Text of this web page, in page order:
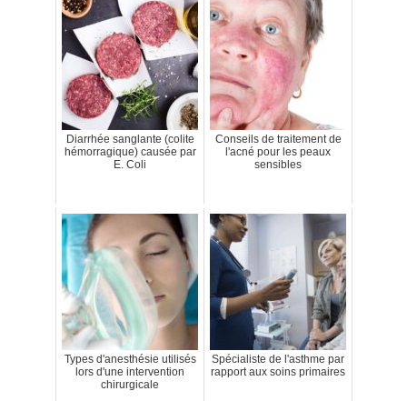
Diarrhée sanglante (colite
hémorragique) causée par
E. Coli
Conseils de traitement de
l'acné pour les peaux
sensibles
Types d'anesthésie utilisés
lors d'une intervention
chirurgicale
Spécialiste de l'asthme par
rapport aux soins primaires